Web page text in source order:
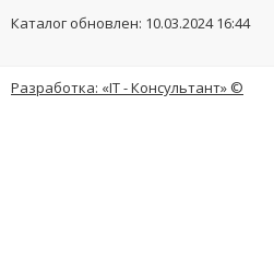
Каталог обновлен: 10.03.2024 16:44
Разработка: «IT - Консультант» ©